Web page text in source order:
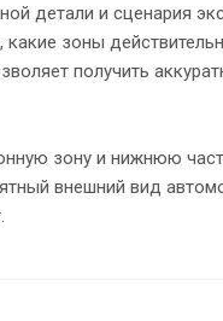
детали и сценария
зоны
получить
зону и нижнюю
внешний вид